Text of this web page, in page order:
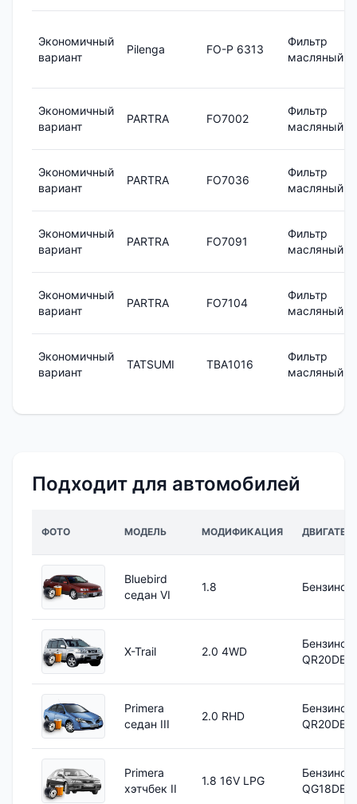
Экономичный
вариант
Pilenga FO-P 6313
Фильтр
масляный
Экономичный
вариант
PARTRA FO7002
Фильтр
масляный
Экономичный
вариант
PARTRA FO7036
Фильтр
масляный
Экономичный
вариант
PARTRA FO7091
Фильтр
масляный
Экономичный
вариант
PARTRA FO7104
Фильтр
масляный
Экономичный
вариант
TATSUMI TBA1016
Фильтр
масляный
Подходит для автомобилей
ФОТО МОДЕЛЬ МОДИФИКАЦИЯ
Bluebird
седан VI
1.8
X-Trail 2.0 4WD
QR20DE
Primera
седан III
2.0 RHD
QR20DE
Primera
хэтчбек II
1.8 16V LPG
QG18DE